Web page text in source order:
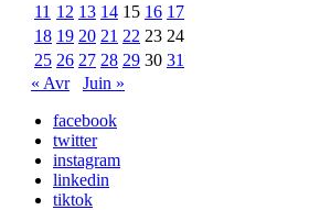
11 12 13 14 15 16 17
18 19 20 21 22 23 24
25 26 27 28 29 30 31
« Avr
Juin »
facebook
twitter
instagram
linkedin
tiktok